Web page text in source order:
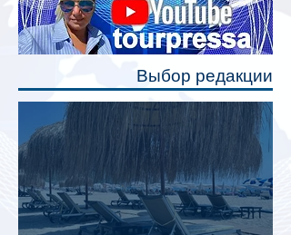
каждого спального места. Они
позволят пассажирам закрыть свою
полку во время сна или отдыха,
Выбор редакции